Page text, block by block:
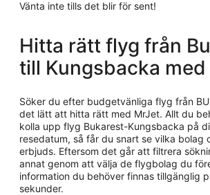
Vänta inte tills det blir för sent!
Hitta rätt flyg från
till Kungsbacka
Söker du efter budgetvänliga flyg från
det lätt att hitta rätt med MrJet. Allt du
kolla upp flyg Bukarest-Kungsbacka på
resedatum, så får du snart se vilka bolag
erbjuds. Eftersom det går att filtrera
annat genom att välja de flygbolag du
information du behöver finnas tillgänglig
sekunder.